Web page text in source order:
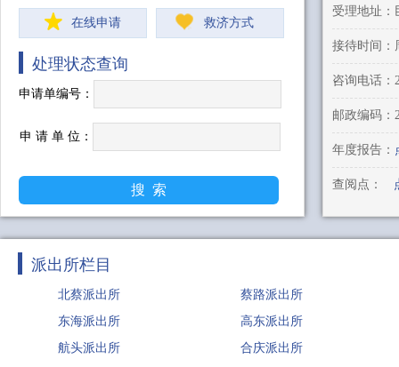
在线申请 救济方式
处理状态查询
申请单编号：
申 请 单 位：
受理地址：
邮政编码
年度报告：
查阅点：
派出所栏目
北蔡派出所
蔡路派出所
东海派出所
高东派出所
航头派出所
合庆派出所